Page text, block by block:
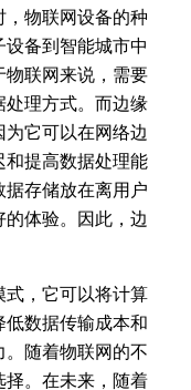
物联网设备的种
备到智能城市中
物联网来说，需要
理方式。而边缘
它可以在网络边
提高数据处理能
存储放在离用户
体验。因此，边
，它可以将计算
数据传输成本和
随着物联网的不
。在未来，随着